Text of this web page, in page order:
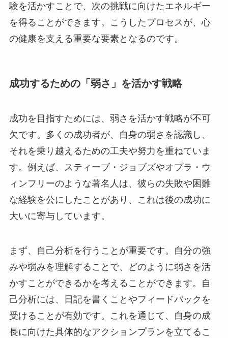
験を活かすことで、次の挑戦に向けたエネルギー
を得ることができます。こうしたプロセスが、心
の健康を支える重要な要素となるのです。
成功するための「弱さ」を活かす戦略
成功を目指すためには、弱さを活かす戦略が不可
欠です。多くの成功者が、自身の弱さを認識し、
それを乗り越えるための工夫や努力を重ねていま
す。例えば、スティーブ・ジョブズやオプラ・ウ
ィンフリーのような著名人は、彼らの失敗や困難
な経験を公にしたことがあり、これは後の成功に
大いに寄与しています。
まず、自己分析を行うことが重要です。自分の強
みや弱みを理解することで、どのように弱さを活
かすことができるかを考えることができます。自
己分析には、日記を書くことやフィードバックを
受けることが有効です。これを通じて、自身の成
長に向けた具体的なアクションプランを立てるこ